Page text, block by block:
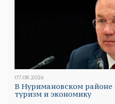
07.08.2026
В Нуримановском районе
туризм и экономику